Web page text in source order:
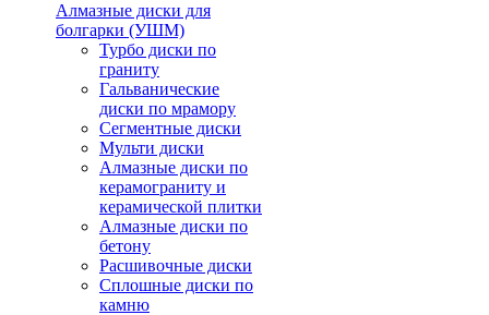
Алмазные диски для
болгарки (УШМ)
Турбо диски по
граниту
Гальванические
диски по мрамору
Сегментные диски
Мульти диски
Алмазные диски по
керамограниту и
керамической плитки
Алмазные диски по
бетону
Расшивочные диски
Сплошные диски по
камню